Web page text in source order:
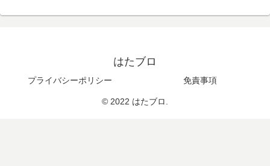
はたブロ
プライバシーポリシー 免責事項
© 2022 はたブロ.